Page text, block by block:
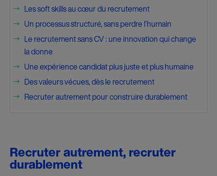
$ Les soft skills au cœur du recrutement
$ Un processus structuré, sans perdre l’humain
$
Le recrutement sans CV : une innovation qui change
la donne
$ Une expérience candidat plus juste et plus humaine
$ Des valeurs vécues, dès le recrutement
$ Recruter autrement pour construire durablement
Recruter autrement, recruter
durablement